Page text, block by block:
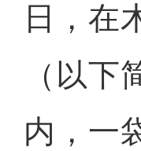
日，在
（以下
内，一